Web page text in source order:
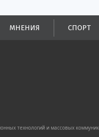
поступлений в
бюджеты
МНЕНИЯ СПОРТ
технологий и массовых